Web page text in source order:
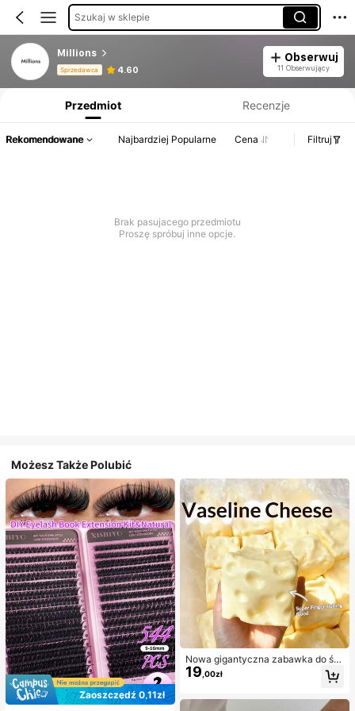
Szukaj w sklepie
Millions
Sprzedawca 4.60
Obserwuj
11 Obserwujący
Przedmiot Recenzje
Rekomendowane Najbardziej Popularne Cena Filtruj
Brak pasujacego przedmiotu
Proszę spróbuj inne opcje.
Możesz Także Polubić
Zaoszczędź 0,11zł
Nowa gigantyczna zabawka do ści
skania w kształcie sera z nadzienie
m, kwadratowa piłka serowa do ści
a, powolne odbijanie, obudowa z T
19,00zł